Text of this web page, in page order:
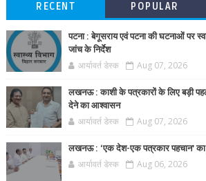
RECENT POPULAR
पटना : बेगूसराय एवं पटना की घटनाओं पर
जांच के निर्देश
आर्यावर्त डेस्क Aug 07, 2026
लखनऊ : काशी के पत्रकारों के लिए बड़ी
देने का आश्वासन
आर्यावर्त डेस्क Aug 07, 2026
लखनऊ : ‘एक देश-एक पत्रकार पहचान’ का
आर्यावर्त डेस्क Aug 06, 2026